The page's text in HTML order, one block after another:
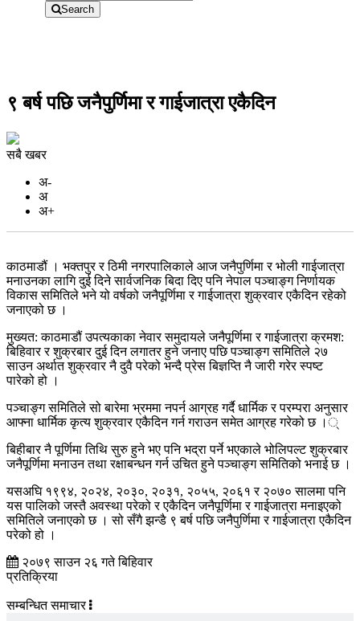
Search
९ बर्ष पछि जनैपुर्णिमा र गाईजात्रा एकैदिन
सबै खबर
अ-
अ
अ+
काठमाडौं । भक्तपुर र ठिमी नगरपालिकाले आज जनैपुर्णिमा र भोली गाईजात्रा
मनाउनका लागि दुई दिने सार्वजनिक बिदा दिए पनि नेपाल पञ्चाङ्ग निर्णायक
विकास समितिले भने यो वर्षको जनैपूर्णिमा र गाईजात्रा शुक्रवार एकैदिन रहेको
जनाएको छ ।
मुख्यत: काठमाडौं उपत्यकाका नेवार समुदायले जनैपूर्णिमा र गाईजात्रा क्रमश:
बिहिवार र शुक्रबार दुई दिन लगातर हुने जनाए पछि पञ्चाङ्ग समितिले २७
साउन अर्थात शुक्रवार नै दुवै परेको भन्दै प्रेस बिज्ञप्ति नै जारी गरेर स्पष्ट
पारेको हो ।
पञ्चाङ्ग समितिले सो बारेमा भ्रममा नपर्न आग्रह गर्दै धार्मिक र परम्परा अनुसार
आफ्ना धार्मिक कृत्य शुक्रवार एकैदिन गर्न गराउन समेत आग्रह गरेको छ ।्
बिहीबार नै पूर्णिमा तिथि सुरु हुने भए पनि भद्रा पर्ने भएकाले भोलिपल्ट शुक्रबार
जनैपूर्णिमा मनाउन तथा रक्षाबन्धन गर्न उचित हुने पञ्चाङ्ग समितिको भनाई छ ।
यसअघि १९९४, २०२४, २०३०, २०३१, २०५५, २०६१ र २०७० सालमा पनि
यस पालिको जस्तै अवस्था परेको र एकैदिन जनैपूर्णिमा र गाईजात्रा मनाइएको
समितिले जनाएको छ । सो सँगै झन्डै ९ बर्ष पछि जनैपुर्णिमा र गाईजात्रा एकैदिन
परेको हो ।
२०७९ साउन २६ गते बिहिवार
प्रतिक्रिया
सम्बन्धित समाचार